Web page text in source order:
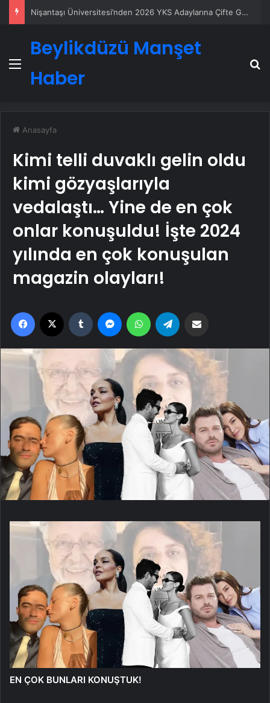
Ankara rent a car
Menü
Beylikdüzü Manşet
Haber
Anasayfa
Kimi telli duvaklı gelin oldu
kimi gözyaşlarıyla
vedalaştı… Yine de en çok
onlar konuşuldu! İşte 2024
yılında en çok konuşulan
magazin olayları!
Facebook Tumblr MessengerWhatsApp
EN ÇOK BUNLARI KONUŞTUK!